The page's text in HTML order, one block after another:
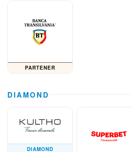
PARTENER
DIAMOND
DIAMOND